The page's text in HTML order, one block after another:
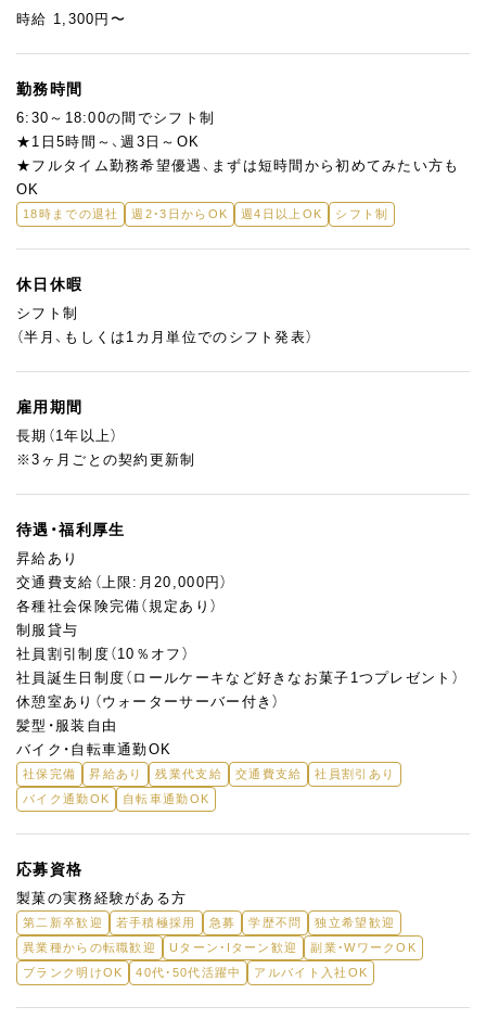
＜安心のポイント＞
・正社員登用実積あり:アルバイトからキャリアアップを目指せま
す
商品づくりにしっかり向き合える環境で、着実にスキルアップ可
能です！
時給 1,300円〜
勤務時間
6:30～18:00の間でシフト制
★1日5時間～、週3日～OK
★フルタイム勤務希望優遇、まずは短時間から初めてみたい方も
OK
18時までの退社 週2・3日からOK 週4日以上OK シフト制
休日休暇
シフト制
（半月、もしくは1カ月単位でのシフト発表）
雇用期間
長期（1年以上）
※3ヶ月ごとの契約更新制
待遇・福利厚生
昇給あり
交通費支給（上限:月20,000円）
各種社会保険完備（規定あり）
制服貸与
社員割引制度（10％オフ）
社員誕生日制度（ロールケーキなど好きなお菓子1つプレゼント）
休憩室あり（ウォーターサーバー付き）
髪型・服装自由
バイク・自転車通勤OK
社保完備 昇給あり 残業代支給 交通費支給
社員割引あり
バイク通勤OK
自転車通勤OK
応募資格
製菓の実務経験がある方
第二新卒歓迎 若手積極採用 急募 学歴不問
独立希望歓迎
異業種からの転職歓迎
Uターン・Iターン歓迎
副業・WワークOK
ブランク明けOK
40代・50代活躍中 アルバイト入社OK